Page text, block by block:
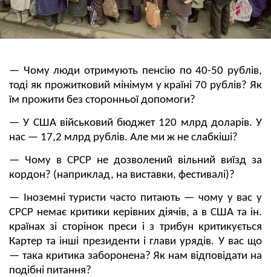
— Чому люди отримують пенсію по 40-50 рублів,
тоді як прожитковий мінімум у країні 70 рублів? Як
їм прожити без сторонньої допомоги?
— У США військовий бюджет 120 млрд доларів. У
нас — 17,2 млрд рублів. Але ми ж не слабкіші?
— Чому в СРСР не дозволений вільний виїзд за
кордон? (наприклад, на виставки, фестивалі)?
— Іноземні туристи часто питають — чому у вас у
СРСР немає критики керівних діячів, а в США та ін.
країнах зі сторінок преси і з трибун критикується
Картер та інші президенти і глави урядів. У вас що
— така критика заборонена? Як нам відповідати на
подібні питання?